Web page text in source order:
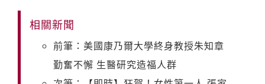
相關新聞
前筆：美國康乃爾大學終身教授朱知章
勤奮不懈 生醫研究造福人群